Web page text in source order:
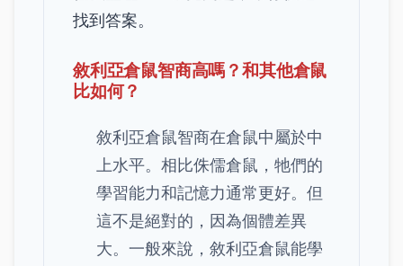
找到答案。
敘利亞倉鼠智商高嗎？和其他倉鼠
比如何？
敘利亞倉鼠智商在倉鼠中屬於中
上水平。相比侏儒倉鼠，牠們的
學習能力和記憶力通常更好。但
這不是絕對的，因為個體差異
大。一般來說，敘利亞倉鼠能學